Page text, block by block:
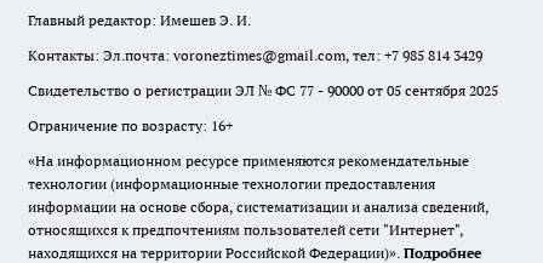
Главный редактор: Имешев Э. И.
Контакты: Эл.почта: voroneztimes@gmail.com, тел: +7 985 814 3429
Свидетельство о регистрации ЭЛ № ФС 77 - 90000 от 05 сентября 2025
Ограничение по возрасту: 16+
«На информационном ресурсе применяются рекомендательные
технологии (информационные технологии предоставления
информации на основе сбора, систематизации и анализа сведений,
относящихся к предпочтениям пользователей сети "Интернет",
находящихся на территории Российской Федерации)». Подробнее